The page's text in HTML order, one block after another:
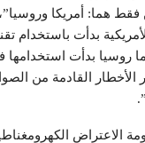
هما: أمريكا
بدأت باستخدام
الأخطار القادمة من
الاعتراض